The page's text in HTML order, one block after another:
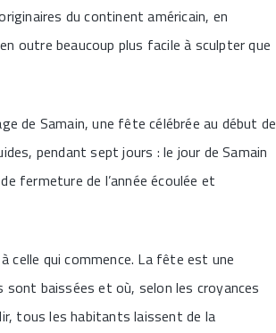
du continent américain, en
outre beaucoup plus facile à sculpter que
de Samain, une fête célébrée au début de
pendant sept jours : le jour de Samain
fermeture de l’année écoulée et
celle qui commence. La fête est une
sont baissées et où, selon les croyances
tous les habitants laissent de la